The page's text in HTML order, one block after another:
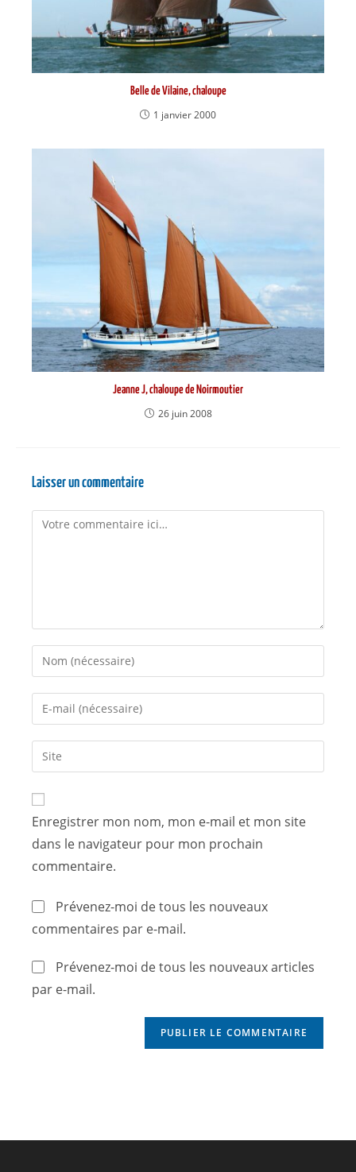
Belle de Vilaine, chaloupe
1 janvier 2000
Jeanne J, chaloupe de Noirmoutier
26 juin 2008
Laisser un commentaire
Enregistrer mon nom, mon e-mail et mon site
dans le navigateur pour mon prochain
commentaire.
Prévenez-moi de tous les nouveaux
commentaires par e-mail.
Prévenez-moi de tous les nouveaux articles
par e-mail.